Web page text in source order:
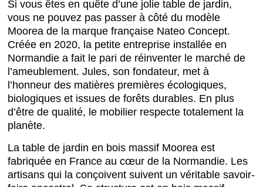
Si vous êtes en quête d’une jolie table de jardin,
vous ne pouvez pas passer à côté du modèle
Moorea de la marque française Nateo Concept.
Créée en 2020, la petite entreprise installée en
Normandie a fait le pari de réinventer le marché de
l’ameublement. Jules, son fondateur, met à
l’honneur des matières premières écologiques,
biologiques et issues de forêts durables. En plus
d’être de qualité, le mobilier respecte totalement la
planète.
La table de jardin en bois massif Moorea est
fabriquée en France au cœur de la Normandie. Les
artisans qui la conçoivent suivent un véritable savoir-